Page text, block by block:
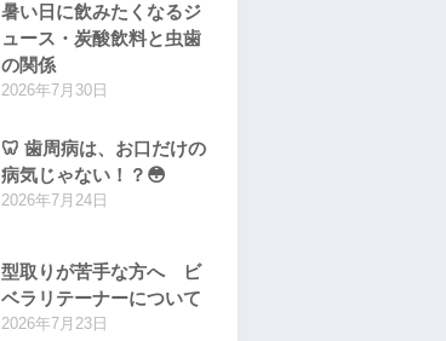
暑い日に飲みたくなるジ
ュース・炭酸飲料と虫歯
の関係
2026年7月30日
🦷 歯周病は、お口だけの
病気じゃない！？😳
2026年7月24日
型取りが苦手な方へ ビ
ベラリテーナーについて
2026年7月23日